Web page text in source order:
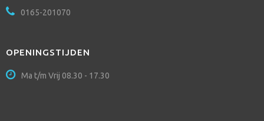
0165-201070
OPENINGSTIJDEN
Ma t/m Vrij 08.30 - 17.30